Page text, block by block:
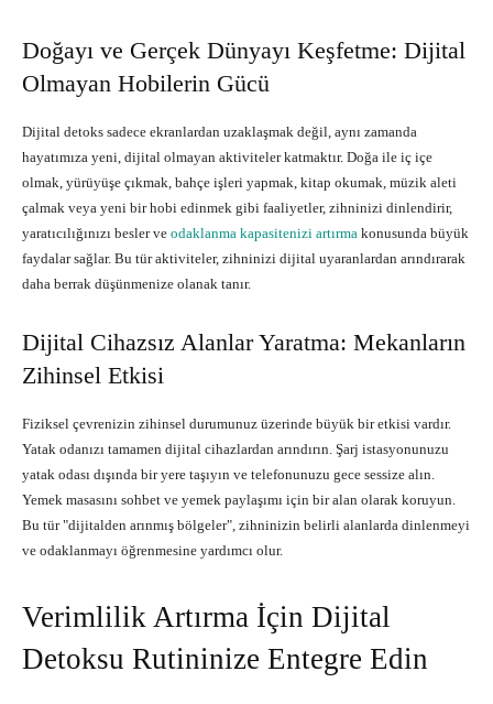
Doğayı ve Gerçek Dünyayı Keşfetme: Dijital
Olmayan Hobilerin Gücü
Dijital detoks sadece ekranlardan uzaklaşmak değil, aynı zamanda
hayatımıza yeni, dijital olmayan aktiviteler katmaktır. Doğa ile iç içe
olmak, yürüyüşe çıkmak, bahçe işleri yapmak, kitap okumak, müzik aleti
çalmak veya yeni bir hobi edinmek gibi faaliyetler, zihninizi dinlendirir,
yaratıcılığınızı besler ve odaklanma kapasitenizi artırma konusunda büyük
faydalar sağlar. Bu tür aktiviteler, zihninizi dijital uyaranlardan arındırarak
daha berrak düşünmenize olanak tanır.
Dijital Cihazsız Alanlar Yaratma: Mekanların
Zihinsel Etkisi
Fiziksel çevrenizin zihinsel durumunuz üzerinde büyük bir etkisi vardır.
Yatak odanızı tamamen dijital cihazlardan arındırın. Şarj istasyonunuzu
yatak odası dışında bir yere taşıyın ve telefonunuzu gece sessize alın.
Yemek masasını sohbet ve yemek paylaşımı için bir alan olarak koruyun.
Bu tür "dijitalden arınmış bölgeler", zihninizin belirli alanlarda dinlenmeyi
ve odaklanmayı öğrenmesine yardımcı olur.
Verimlilik Artırma İçin Dijital
Detoksu Rutininize Entegre Edin